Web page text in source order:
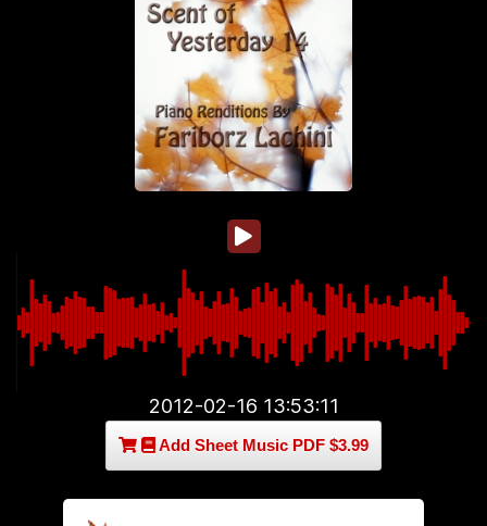
2012-02-16 13:53:11
Add Sheet Music PDF $3.99